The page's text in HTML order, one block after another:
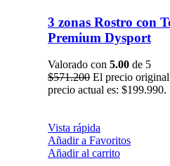
3 zonas Rostro con
Premium Dysport
Valorado con 5.00 de 5
$571.200 El precio
precio actual es: $199.990.
Vista rápida
Añadir a Favoritos
Añadir al carrito